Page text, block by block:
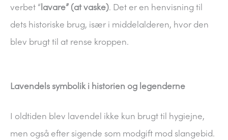
verbet “lavare” (at vaske). Det er en henvisning til
dets historiske brug, især i middelalderen, hvor den
blev brugt til at rense kroppen.
Lavendels symbolik i historien og legenderne
I oldtiden blev lavendel ikke kun brugt til hygiejne,
men også efter sigende som modgift mod slangebid.